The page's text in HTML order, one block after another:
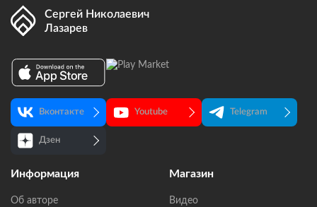
Сергей Николаевич
Лазарев
Вконтакте Youtube Telegram
Дзен
Информация
Об авторе
Магазин
Видео